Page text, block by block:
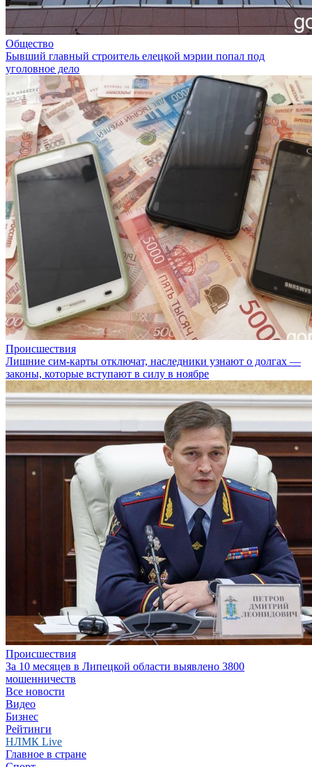
Общество
Бывший главный строитель елецкой мэрии попал под
уголовное дело
Происшествия
Лишние сим-карты отключат, наследники узнают о долгах —
законы, которые вступают в силу в ноябре
Происшествия
За 10 месяцев в Липецкой области выявлено 3800
мошенничеств
Все новости
Видео
Бизнес
Рейтинги
НЛМК Live
Главное в стране